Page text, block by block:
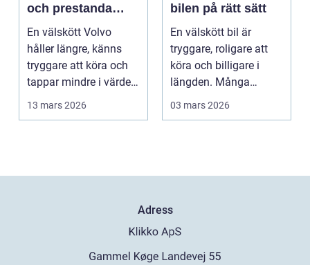
och prestanda
över tid
En välskött Volvo
håller längre, känns
tryggare att köra och
tappar mindre i värde.
Många bilägare v...
13 mars 2026
bilen på rätt sätt
En välskött bil är
tryggare, roligare att
köra och billigare i
längden. Många
väntar ändå för länge
03 mars 2026
Adress